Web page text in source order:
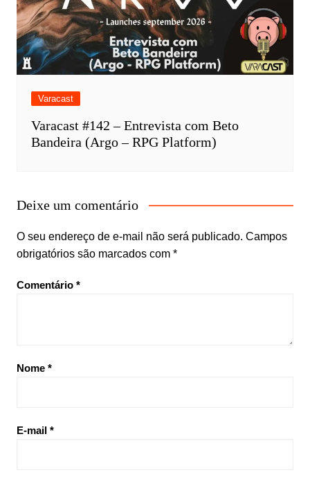
Varacast
Varacast #142 – Entrevista com Beto
Bandeira (Argo – RPG Platform)
Deixe um comentário
O seu endereço de e-mail não será publicado. Campos
obrigatórios são marcados com *
Comentário *
Nome *
E-mail *